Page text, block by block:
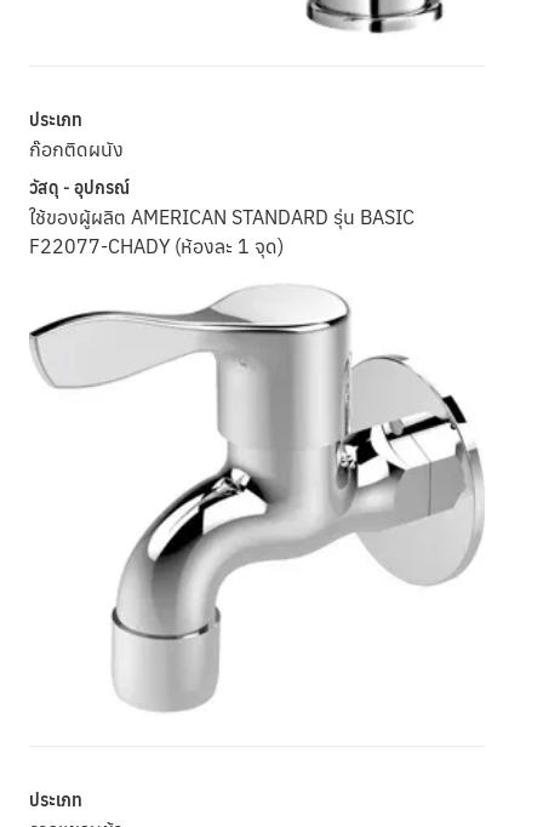
ประเภท
ก๊อกติดผนัง
วัสดุ - อุปกรณ์
ใช้ของผู้ผลิต AMERICAN STANDARD รุ่น BASIC
F22077-CHADY (ห้องละ 1 จุด)
ประเภท